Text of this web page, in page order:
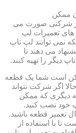
ممکن
شرکتی صورت می
های تعمیرات لپ
نمی توانند لپ تاپ
می دهند تا
دیگر را تهیه کنند.
است شما یک قطعه
اگر شرکت نتواند
دیگری که ممکن
خود نصب کنید.
تعمیر قطعه باشید.
با استفاده از